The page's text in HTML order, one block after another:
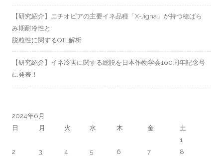
【研究紹介】エチオピアの主要イネ品種「X-Jigna」が持つ穂ばら
み期耐冷性と
脱粒性に関するQTL解析
【研究紹介】イネ冷害に関する総説を日本作物学会100周年記念号
に発表！
2024年6月
日
月 火 水 木 金 土
1
2
3 4 5 6 7
8